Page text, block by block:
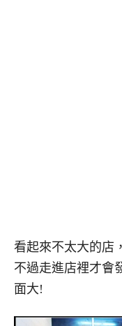
看起來不太大的店，
不過走進店裡才會
面大!